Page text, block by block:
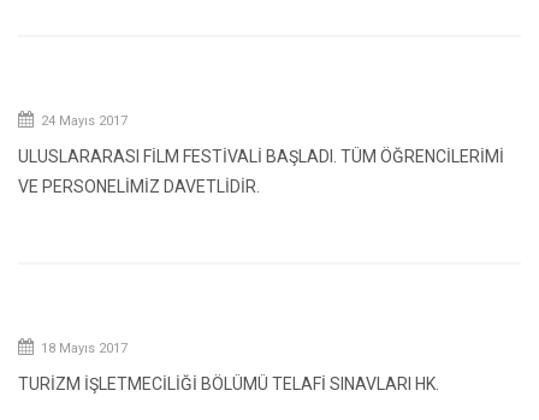
24 Mayıs 2017
ULUSLARARASI FİLM FESTİVALİ BAŞLADI. TÜM ÖĞRENCİLERİMİ
VE PERSONELİMİZ DAVETLİDİR.
18 Mayıs 2017
TURİZM İŞLETMECİLİĞİ BÖLÜMÜ TELAFİ SINAVLARI HK.